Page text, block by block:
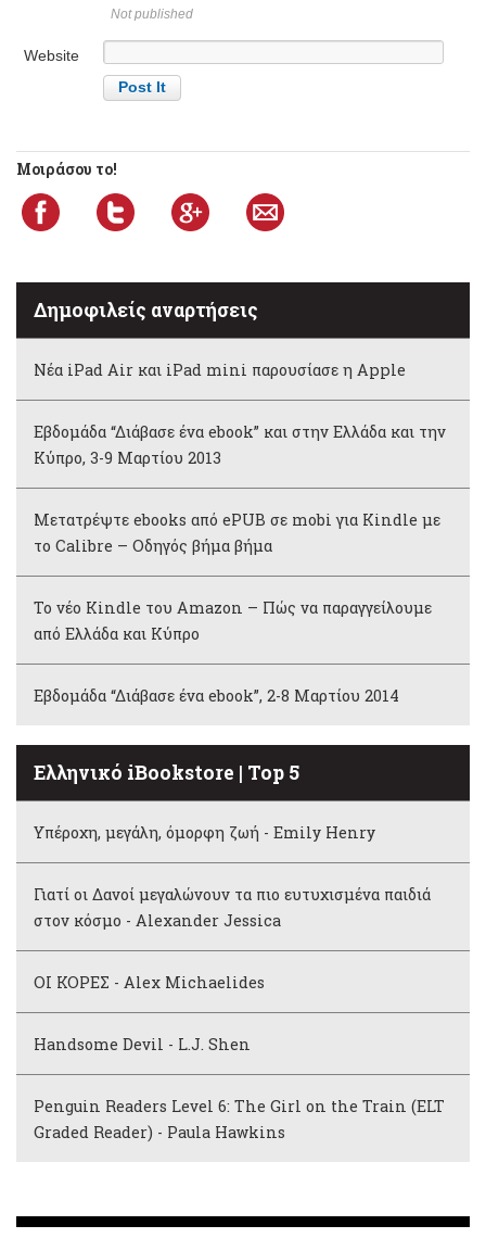
Not published
Website
Μοιράσου το!
Δημοφιλείς αναρτήσεις
Νέα iPad Air και iPad mini παρουσίασε η Apple
Εβδομάδα “Διάβασε ένα ebook” και στην Ελλάδα και την
Κύπρο, 3-9 Μαρτίου 2013
Μετατρέψτε ebooks από ePUB σε mobi για Kindle με
το Calibre – Οδηγός βήμα βήμα
Το νέο Kindle του Amazon – Πώς να παραγγείλουμε
από Ελλάδα και Κύπρο
Εβδομάδα “Διάβασε ένα ebook”, 2-8 Μαρτίου 2014
Ελληνικό iBookstore | Top 5
Υπέροχη, μεγάλη, όμορφη ζωή - Emily Henry
Γιατί οι Δανοί μεγαλώνουν τα πιο ευτυχισμένα παιδιά
στον κόσμο - Alexander Jessica
ΟΙ ΚΟΡΕΣ - Alex Michaelides
Handsome Devil - L.J. Shen
Penguin Readers Level 6: The Girl on the Train (ELT
Graded Reader) - Paula Hawkins